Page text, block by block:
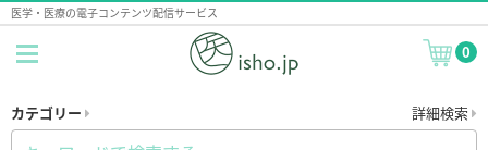
医学・医療の電子コンテンツ配信サービス
0
カテゴリー 詳細検索